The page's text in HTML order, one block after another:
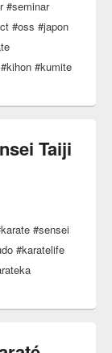
#seminar
#oss #japon
#kumite
Taiji
#sensei
#karatelife